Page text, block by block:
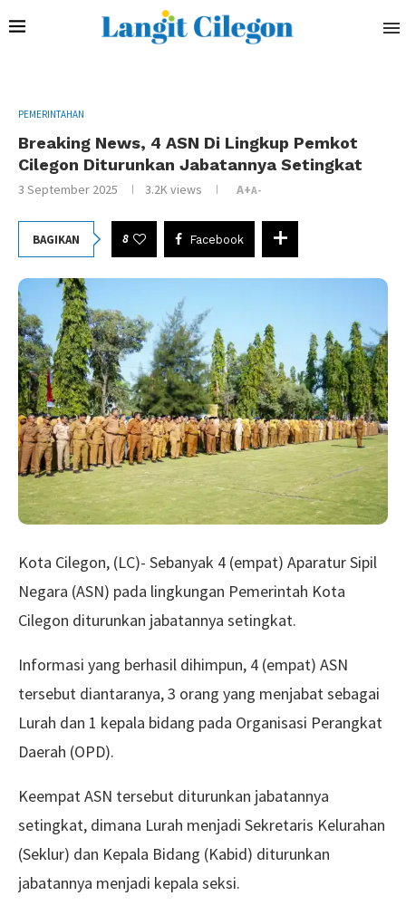
PEMERINTAHAN
Breaking News, 4 ASN Di Lingkup Pemkot
Cilegon Diturunkan Jabatannya Setingkat
3 September 2025 3.2Kviews A+A-
BAGIKAN 8 Facebook
Kota Cilegon, (LC)- Sebanyak 4 (empat) Aparatur Sipil
Negara (ASN) pada lingkungan Pemerintah Kota
Cilegon diturunkan jabatannya setingkat.
Informasi yang berhasil dihimpun, 4 (empat) ASN
tersebut diantaranya, 3 orang yang menjabat sebagai
Lurah dan 1 kepala bidang pada Organisasi Perangkat
Daerah (OPD).
Keempat ASN tersebut diturunkan jabatannya
setingkat, dimana Lurah menjadi Sekretaris Kelurahan
(Seklur) dan Kepala Bidang (Kabid) diturunkan
jabatannya menjadi kepala seksi.